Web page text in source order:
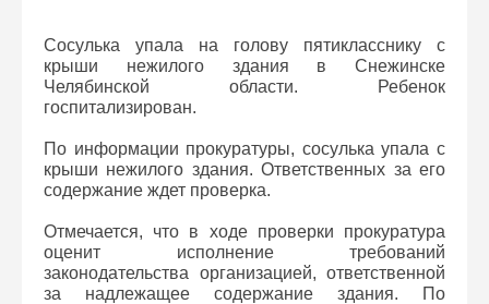
Сосулька упала на голову пятикласснику с
крыши нежилого здания в Снежинске
Челябинской области. Ребенок
госпитализирован.
По информации прокуратуры, сосулька упала с
крыши нежилого здания. Ответственных за его
содержание ждет проверка.
Отмечается, что в ходе проверки прокуратура
оценит исполнение требований
законодательства организацией, ответственной
за надлежащее содержание здания. По